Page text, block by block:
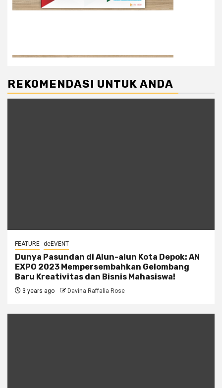
REKOMENDASI UNTUK ANDA
FEATURE deEVENT
Dunya Pasundan di Alun-alun Kota Depok: AN
EXPO 2023 Mempersembahkan Gelombang
Baru Kreativitas dan Bisnis Mahasiswa!
3 years ago Davina Raffalia Rose